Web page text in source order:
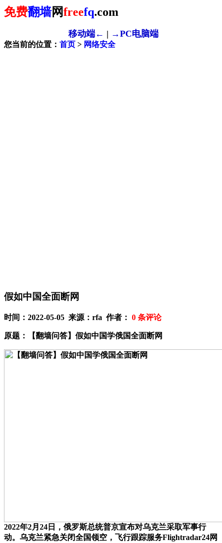
免费翻墙网freefq.com
移动端← | →PC电脑端
您当前的位置： 首页 > 网络安全
假如中国全面断网
时间：2022-05-05 来源：rfa 作者： 0 条评论
原题：【翻墙问答】假如中国学俄国全面断网
2022年2月24日，俄罗斯总统普京宣布对乌克兰采取军事行
动。乌克兰紧急关闭全国领空，飞行跟踪服务Flightradar24网